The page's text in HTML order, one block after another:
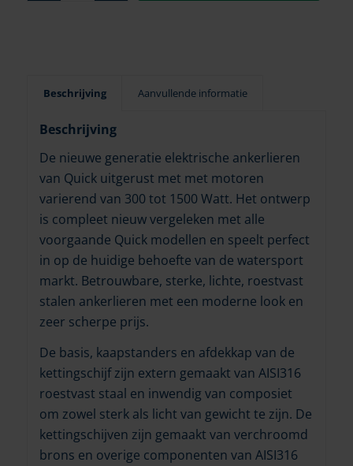
Beschrijving Aanvullende informatie
Beschrijving
De nieuwe generatie elektrische ankerlieren
van Quick uitgerust met met motoren
varierend van 300 tot 1500 Watt. Het ontwerp
is compleet nieuw vergeleken met alle
voorgaande Quick modellen en speelt perfect
in op de huidige behoefte van de watersport
markt. Betrouwbare, sterke, lichte, roestvast
stalen ankerlieren met een moderne look en
zeer scherpe prijs.
De basis, kaapstanders en afdekkap van de
kettingschijf zijn extern gemaakt van AISI316
roestvast staal en inwendig van composiet
om zowel sterk als licht van gewicht te zijn. De
kettingschijven zijn gemaakt van verchroomd
brons en overige componenten van AISI316